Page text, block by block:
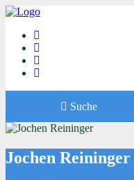
Suche
Jochen Reininger